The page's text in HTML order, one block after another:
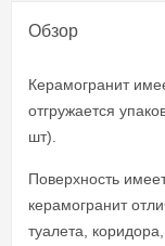
Обзор
Керамогранит
отгружается
шт).
Поверхность
керамогранит
туалета,